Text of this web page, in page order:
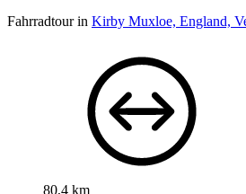
Fahrradtour in Kirby Muxloe, England,
80,4 km